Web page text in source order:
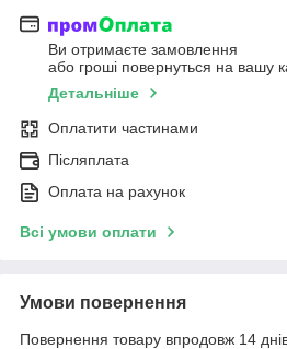
Ви отримаєте замовлення
або гроші повернуться на вашу
Детальніше
Оплатити частинами
Післяплата
Оплата на рахунок
Всі умови оплати
Умови повернення
Повернення товару впродовж 14